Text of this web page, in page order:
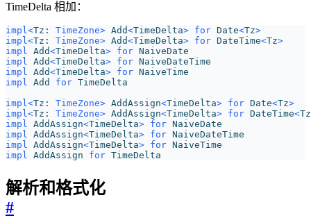
TimeDelta 相加：
impl<Tz : TimeZone> Add<TimeDelta> for Date<Tz>
impl<Tz : TimeZone> Add<TimeDelta> for DateTime<Tz>
impl Add<TimeDelta> for NaiveDate
impl Add<TimeDelta> for NaiveDateTime
impl Add<TimeDelta> for NaiveTime
impl Add for TimeDelta
impl<Tz : TimeZone> AddAssign<TimeDelta> for Date<Tz>
impl<Tz : TimeZone> AddAssign<TimeDelta> for DateTime<Tz
impl AddAssign<TimeDelta> for NaiveDate
impl AddAssign<TimeDelta> for NaiveDateTime
impl AddAssign<TimeDelta> for NaiveTime
impl AddAssign for TimeDelta
解析和格式化
#